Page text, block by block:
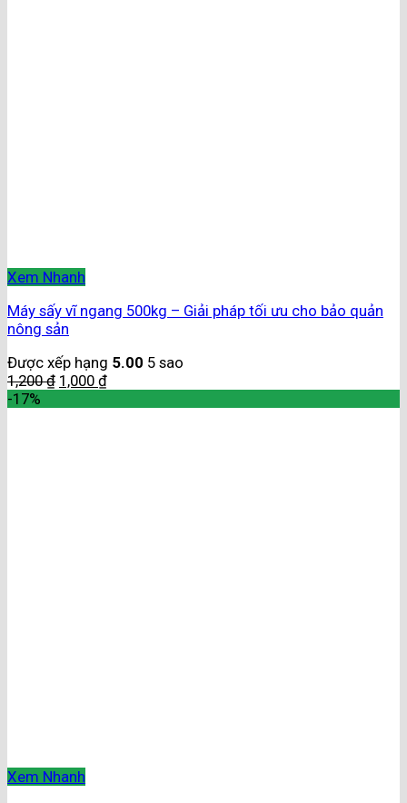
Xem Nhanh
Máy sấy vĩ ngang 500kg – Giải pháp tối ưu cho bảo quản
nông sản
Được xếp hạng 5.00 5 sao
1,200₫ 1,000 ₫
-17%
Xem Nhanh